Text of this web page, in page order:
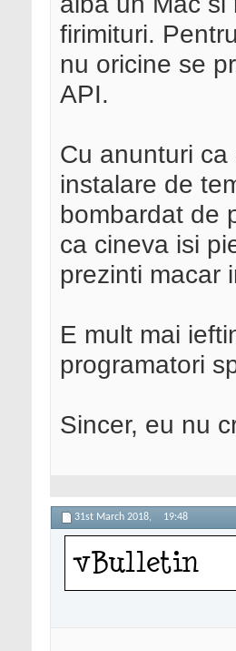
firimituri.
nu oricine se
API.
Cu anunturi
instalare de
bombardat de
ca cineva isi
prezinti macar
E mult mai
programatori
Sincer, eu nu
31st March 2018, 19:48